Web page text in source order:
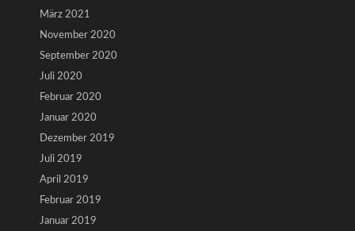
März 2021
November 2020
September 2020
Juli 2020
Februar 2020
Januar 2020
Dezember 2019
Juli 2019
April 2019
Februar 2019
Januar 2019